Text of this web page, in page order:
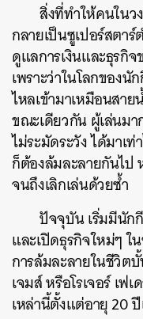
สิ่งที่ทำให้คนในว
กลายเป็นซูเปอร์สตา
ดูแลการเงินและธุรกิ
เพราะว่าในโลกของนั
ไหลเข้ามาเหมือนสา
ขณะเดียวกัน ผู้เล่นมา
ไม่ระมัดระวัง ได้มาเ
ก็ต้องล้มละลายกันไป
จนถึงเลิกเล่นด้วยซ้ำ
ปัจจุบัน เริ่มมีนัก
และเปิดธุรกิจใหม่ๆ
การล้มละลายในชีวิต
เจมส์ หรือโรเจอร์ เฟ
เหล่านี้ตั้งแต่อายุ 20